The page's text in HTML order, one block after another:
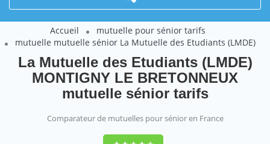
Accueil
mutuelle pour sénior tarifs
mutuelle mutuelle sénior La Mutuelle des Etudiants (LMDE)
La Mutuelle des Etudiants (LMDE)
MONTIGNY LE BRETONNEUX
mutuelle sénior tarifs
Comparateur de mutuelles pour sénior en France